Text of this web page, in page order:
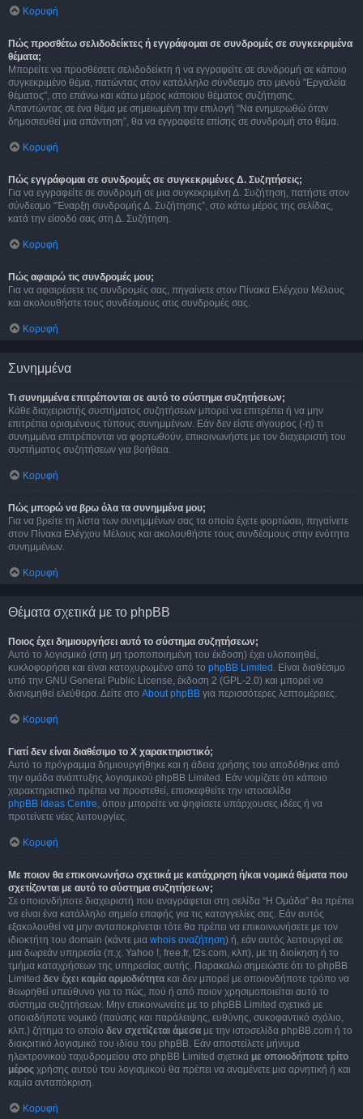
Κορυφή
Πώς προσθέτω σελιδοδείκτες ή εγγράφομαι σε συνδρομές σε συγκεκριμένα
θέματα;
Μπορείτε να προσθέσετε σελιδοδείκτη ή να εγγραφείτε σε συνδρομή σε κάποιο
συγκεκριμένο θέμα, πατώντας στον κατάλληλο σύνδεσμο στο μενού "Εργαλεία
θέματος", στο επάνω και κάτω μέρος κάποιου θέματος συζήτησης.
Απαντώντας σε ένα θέμα με σημειωμένη την επιλογή “Να ενημερωθώ όταν
δημοσιευθεί μια απάντηση”, θα να εγγραφείτε επίσης σε συνδρομή στο θέμα.
Κορυφή
Πώς εγγράφομαι σε συνδρομές σε συγκεκριμένες Δ. Συζητήσεις;
Για να εγγραφείτε σε συνδρομή σε μια συγκεκριμένη Δ. Συζήτηση, πατήστε στον
σύνδεσμο “Έναρξη συνδρομής Δ. Συζήτησης”, στο κάτω μέρος της σελίδας,
κατά την είσοδό σας στη Δ. Συζήτηση.
Κορυφή
Πώς αφαιρώ τις συνδρομές μου;
Για να αφαιρέσετε τις συνδρομές σας, πηγαίνετε στον Πίνακα Ελέγχου Μέλους
και ακολουθήστε τους συνδέσμους στις συνδρομές σας.
Κορυφή
Συνημμένα
Τι συνημμένα επιτρέπονται σε αυτό το σύστημα συζητήσεων;
Κάθε διαχειριστής συστήματος συζητήσεων μπορεί να επιτρέπει ή να μην
επιτρέπει ορισμένους τύπους συνημμένων. Εάν δεν είστε σίγουρος (-η) τι
συνημμένα επιτρέπονται να φορτωθούν, επικοινωνήστε με τον διαχειριστή του
συστήματος συζητήσεων για βοήθεια.
Κορυφή
Πώς μπορώ να βρω όλα τα συνημμένα μου;
Για να βρείτε τη λίστα των συνημμένων σας τα οποία έχετε φορτώσει, πηγαίνετε
στον Πίνακα Ελέγχου Μέλους και ακολουθήστε τους συνδέσμους στην ενότητα
συνημμένων.
Κορυφή
Θέματα σχετικά με το phpBB
Ποιος έχει δημιουργήσει αυτό το σύστημα συζητήσεων;
Αυτό το λογισμικό (στη μη τροποποιημένη του έκδοση) έχει υλοποιηθεί,
κυκλοφορήσει και είναι κατοχυρωμένο από το phpBB Limited . Είναι διαθέσιμο
υπό την GNU General Public License, έκδοση 2 (GPL-2.0) και μπορεί να
διανεμηθεί ελεύθερα. Δείτε στο About phpBB για περισσότερες λεπτομέρειες.
Κορυφή
Γιατί δεν είναι διαθέσιμο το Χ χαρακτηριστικό;
Αυτό το πρόγραμμα δημιουργήθηκε και η άδεια χρήσης του αποδόθηκε από
την ομάδα ανάπτυξης λογισμικού phpBB Limited. Εάν νομίζετε ότι κάποιο
χαρακτηριστικό πρέπει να προστεθεί, επισκεφθείτε την ιστοσελίδα
phpBB Ideas Centre, όπου μπορείτε να ψηφίσετε υπάρχουσες ιδέες ή να
προτείνετε νέες λειτουργίες.
Κορυφή
Με ποιον θα επικοινωνήσω σχετικά με κατάχρηση ή/και νομικά θέματα που
σχετίζονται με αυτό το σύστημα συζητήσεων;
Σε οποιονδήποτε διαχειριστή που αναγράφεται στη σελίδα “Η Ομάδα” θα πρέπει
να είναι ένα κατάλληλο σημείο επαφής για τις καταγγελίες σας. Εάν αυτός
εξακολουθεί να μην ανταποκρίνεται τότε θα πρέπει να επικοινωνήσετε με τον
ιδιοκτήτη του domain (κάντε μια whois αναζήτηση) ή, εάν αυτός λειτουργεί σε
μια δωρεάν υπηρεσία (π.χ. Yahoo !, free.fr, f2s.com, κλπ), με τη διοίκηση ή το
τμήμα καταχρήσεων της υπηρεσίας αυτής. Παρακαλώ σημειώστε ότι το phpBB
Limited δεν έχει καμία αρμοδιότητα και δεν μπορεί με οποιονδήποτε τρόπο να
θεωρηθεί υπεύθυνο για το πώς, πού ή από ποιον χρησιμοποιείται αυτό το
σύστημα συζητήσεων. Μην επικοινωνείτε με το phpBB Limited σχετικά με
οποιαδήποτε νομικό (παύσης και παράλειψης, ευθύνης, συκοφαντικό σχόλιο,
κλπ.) ζήτημα το οποίο δεν σχετίζεται άμεσα με την ιστοσελίδα phpBB.com ή το
διακριτικό λογισμικό του ιδίου του phpBB. Εάν αποστείλετε μήνυμα
ηλεκτρονικού ταχυδρομείου στο phpBB Limited σχετικά με οποιοδήποτε τρίτο
μέρος χρήσης αυτού του λογισμικού θα πρέπει να αναμένετε μια αρνητική ή και
καμία ανταπόκριση.
Κορυφή